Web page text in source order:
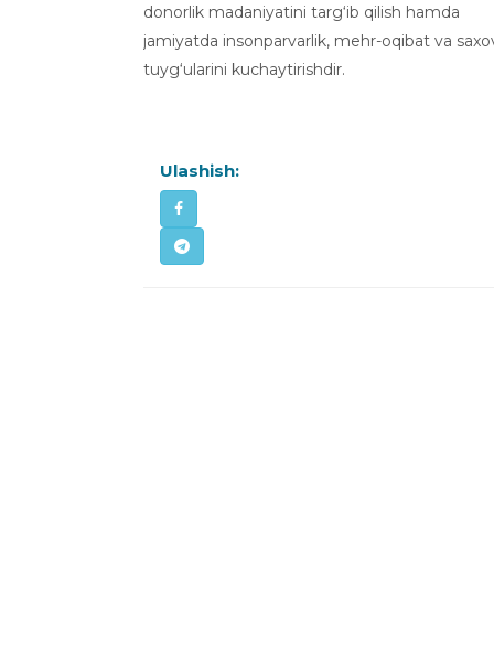
donorlik madaniyatini targ‘ib qilish hamda
jamiyatda insonparvarlik, mehr-oqibat va
tuyg‘ularini kuchaytirishdir.
Ulashish: